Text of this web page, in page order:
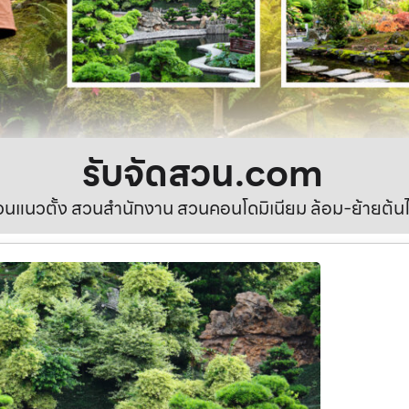
รับจัดสวน.com
แนวตั้ง สวนสำนักงาน สวนคอนโดมิเนียม ล้อม-ย้ายต้น